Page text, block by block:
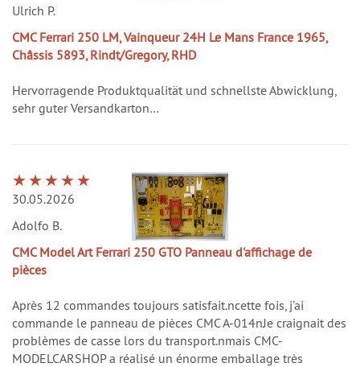
Ulrich P.
CMC Ferrari 250 LM, Vainqueur 24H Le Mans France 1965,
Châssis 5893, Rindt/Gregory, RHD
Hervorragende Produktqualität und schnellste Abwicklung,
sehr guter Versandkarton…
30.05.2026
Adolfo B.
CMC Model Art Ferrari 250 GTO Panneau d'affichage de
pièces
Après 12 commandes toujours satisfait.ncette fois, j’ai
commande le panneau de pièces CMC A-014nJe craignait des
problèmes de casse lors du transport.nmais CMC-
MODELCARSHOP a réalisé un énorme emballage très